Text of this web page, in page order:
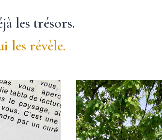
les trésors.
les révèle.